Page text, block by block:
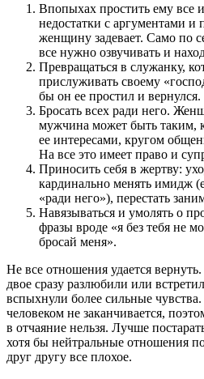
Впопыхах простить ему все
недостатки с аргументами и
женщину задевает. Само по
все нужно озвучивать и
Превращаться в служанку,
прислуживать своему
бы он ее простил и вернулся.
Бросать всех ради него.
мужчина может быть таким,
ее интересами, кругом
На все это имеет право и
Приносить себя в жертву:
кардинально менять имидж
«ради него»), перестать
Навязываться и умолять о
фразы вроде «я без тебя не
бросай меня».
Не все отношения удается
двое сразу разлюбили или
вспыхнули более сильные
человеком не заканчивается,
в отчаяние нельзя. Лучше
хотя бы нейтральные отношения
друг другу все плохое.